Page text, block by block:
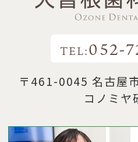
TEL:052-
〒461-0045 名古屋
コノミヤ